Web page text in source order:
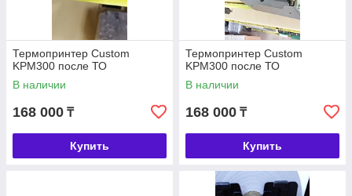
Термопринтер Custom
KPM300 после ТО
В наличии
168 000 ₸
Купить
Термопринтер Custom
KPM300 после ТО
В наличии
168 000 ₸
Купить